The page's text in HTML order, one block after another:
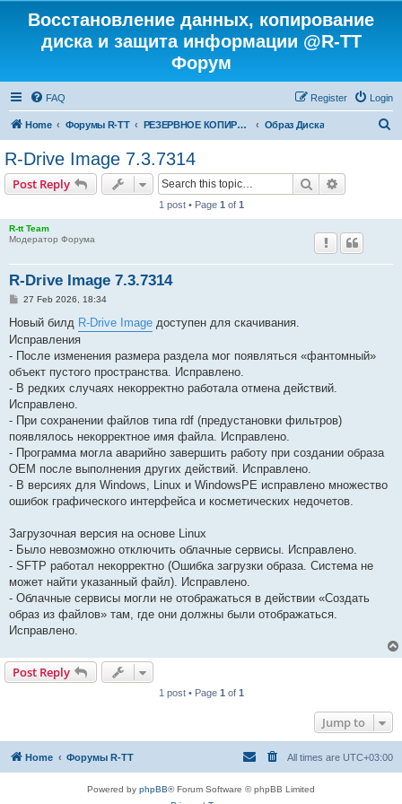
Восстановление данных, копирование
диска и защита информации @R-TT
Форум
FAQ Login
Register
Home Форумы R-TT РЕЗЕРВНОЕ КОПИРОВАНИЕ И ВОССТАНОВЛЕНИЕ СИСТЕМ Образ Диска
R-Drive Image 7.3.7314
Post Reply Search
1 post • Page 1 of 1
R-tt Team
Модератор Форума
R-Drive Image 7.3.7314
P
s
27 Feb 2026, 18:34
Новый билд R-Drive Image доступен для скачивания.
Исправления
- После изменения размера раздела мог появляться «фантомный»
объект пустого пространства. Исправлено.
- В редких случаях некорректно работала отмена действий.
Исправлено.
- При сохранении файлов типа rdf (предустановки фильтров)
появлялось некорректное имя файла. Исправлено.
- Программа могла аварийно завершить работу при создании образа
OEM после выполнения других действий. Исправлено.
- В версиях для Windows, Linux и WindowsPE исправлено множество
ошибок графического интерфейса и косметических недочетов.
Загрузочная версия на основе Linux
- Было невозможно отключить облачные сервисы. Исправлено.
- SFTP работал некорректно (Ошибка загрузки образа. Система не
может найти указанный файл). Исправлено.
- Облачные сервисы могли не отображаться в действии «Создать
образ из файлов» там, где они должны были отображаться.
Исправлено.
Post Reply
1 post • Page 1 of 1
Jump to
Home Форумы R-TT All times are UTC+03:00
Powered by phpBB® Forum Software © phpBB Limited